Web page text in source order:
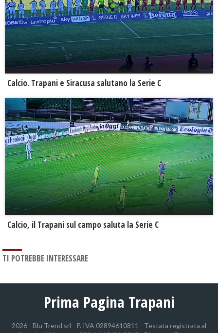
Calcio. Trapani e Siracusa salutano la Serie C
Calcio, il Trapani sul campo saluta la Serie C
TI POTREBBE INTERESSARE
Prima Pagina Trapani
2026 - Blu Trend srl - P. IVA 02894610811 - Testata registrata al